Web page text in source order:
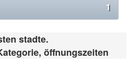
1
stadte.
öffnungszeiten